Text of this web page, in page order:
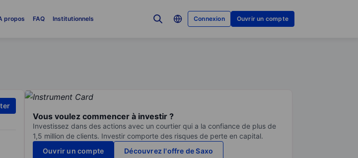
propos FAQ Institutionnels Connexion Ouvrir un compte
Vous voulez commencer à investir ?
Investissez dans des actions avec un courtier qui a la confiance de plus de
1,5 million de clients. Investir comporte des risques de perte en capital.
Ouvrir un compte
Découvrez l'offre de Saxo